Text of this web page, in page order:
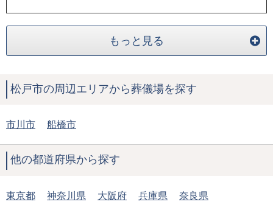
もっと見る
松戸市の周辺エリアから葬儀場を探す
市川市 船橋市
他の都道府県から探す
東京都 神奈川県 大阪府 兵庫県 奈良県